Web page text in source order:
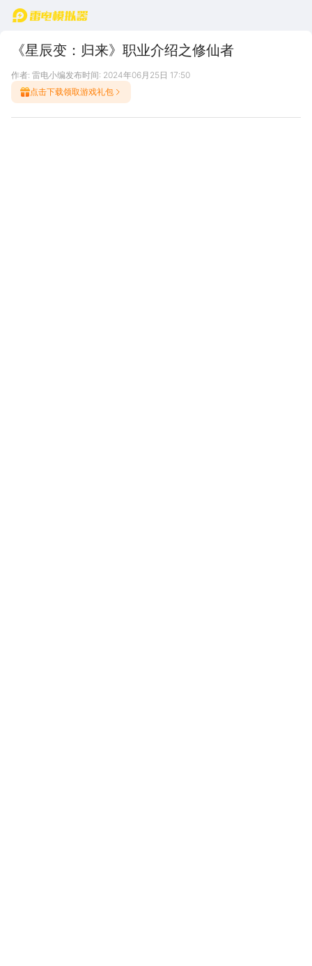
首页
《星辰变：归来》职业介绍之修仙者
作者: 雷电小编发布时间: 2024年06月25日 17:50
点击下载领取游戏礼包